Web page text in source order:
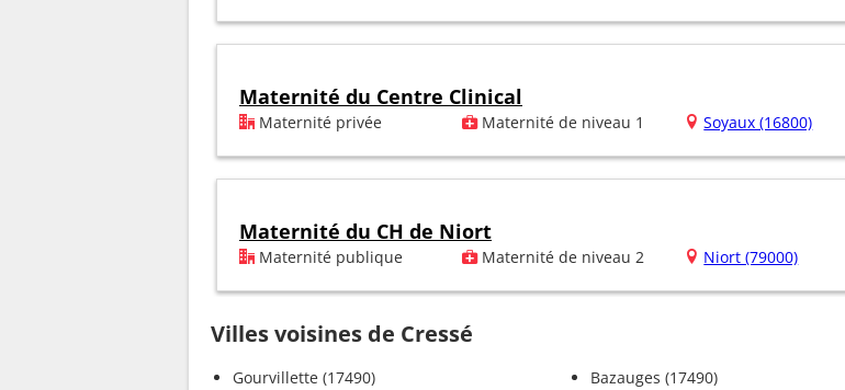
Maternité du Centre Clinical
Maternité privée Maternité de niveau 1 Soyaux (16800)
Maternité du CH de Niort
Maternité publique Maternité de niveau 2 Niort (79000)
Villes voisines de Cressé
Gourvillette (17490)
Bazauges (17490)